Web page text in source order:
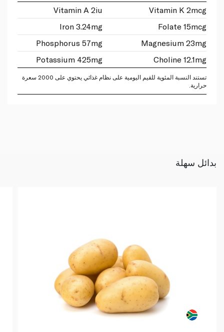
Vitamin A 2iu
Vitamin K 2mcg
Iron 3.24mg
Folate 15mcg
Phosphorus 57mg
Magnesium 23mg
Potassium 425mg
Choline 12.1mg
تستند النسبة المئوية للقيم اليومية على نظام غذائي يحتوي على 2000 سعرة
حرارية.
بدائل سهلة